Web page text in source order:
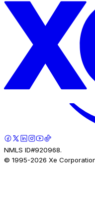
NMLS ID#920968.
© 1995-2026 Xe